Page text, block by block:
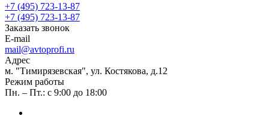
+7 (495) 723-13-87
+7 (495) 723-13-87
Заказать звонок
E-mail
mail@avtoprofi.ru
Адрес
м. "Тимирязевская", ул. Костякова, д.12
Режим работы
Пн. – Пт.: с 9:00 до 18:00